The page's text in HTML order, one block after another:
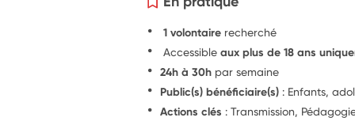
1 volontaire recherché
Accessibleaux plus de 18 ans
24h à 30h par semaine
Public(s) bénéficiaire(s) : Enfants,
Actions clés : Transmission,